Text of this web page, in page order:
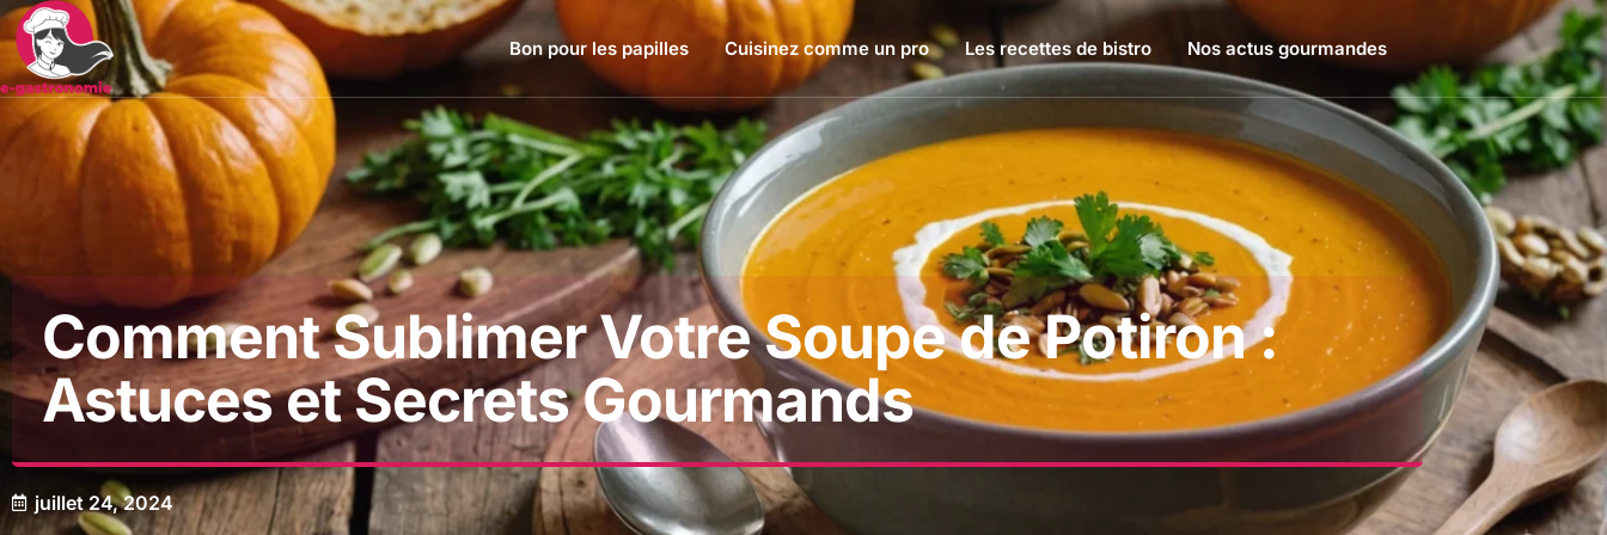
Bon pour les papilles Cuisinez comme un pro Les recettes de bistro Nos actus gourmandes
Comment Sublimer Votre Soupe de Potiron :
Astuces et Secrets Gourmands
juillet 24, 2024